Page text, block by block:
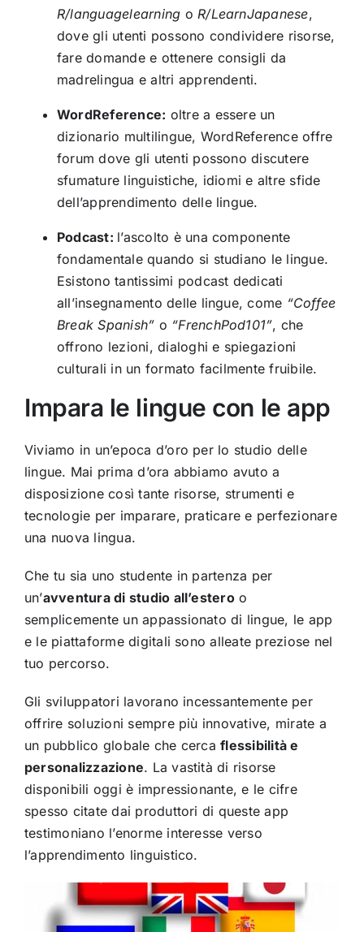
R/languagelearning oR/LearnJapanese,
dove gli utenti possono condividere risorse,
fare domande e ottenere consigli da
madrelingua e altri apprendenti.
WordReference: oltre a essere un
dizionario multilingue, WordReference offre
forum dove gli utenti possono discutere
sfumature linguistiche, idiomi e altre sfide
dell’apprendimento delle lingue.
Podcast: l’ascolto è una componente
fondamentale quando si studiano le lingue.
Esistono tantissimi podcast dedicati
all’insegnamento delle lingue, come “Coffee
Break Spanish” o “FrenchPod101”, che
offrono lezioni, dialoghi e spiegazioni
culturali in un formato facilmente fruibile.
Impara le lingue con le app
Viviamo in un’epoca d’oro per lo studio delle
lingue. Mai prima d’ora abbiamo avuto a
disposizione così tante risorse, strumenti e
tecnologie per imparare, praticare e perfezionare
una nuova lingua.
Che tu sia uno studente in partenza per
un’avventura di studio all’esteroo
semplicemente un appassionato di lingue, le app
e le piattaforme digitali sono alleate preziose nel
tuo percorso.
Gli sviluppatori lavorano incessantemente per
offrire soluzioni sempre più innovative, mirate a
un pubblico globale che cercaflessibilità e
personalizzazione. La vastità di risorse
disponibili oggi è impressionante, e le cifre
spesso citate dai produttori di queste app
testimoniano l’enorme interesse verso
l’apprendimento linguistico.